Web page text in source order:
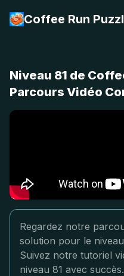
Coffee Run
Niveau 81 de
Parcours Vidéo
Regardez notre
solution pour le
Suivez notre tutoriel
niveau 81 avec succès.